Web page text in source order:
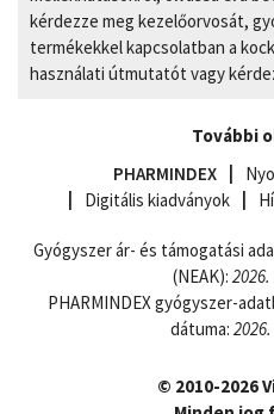
kérdezze meg kezelőorvosát,
termékekkel kapcsolatban a
használati útmutatót vagy
További
PHARMINDEX
Digitális kiadványok
Gyógyszer ár- és támogatási
(NEAK):
PHARMINDEX gyógyszer-
dátuma:
© 2010-2026